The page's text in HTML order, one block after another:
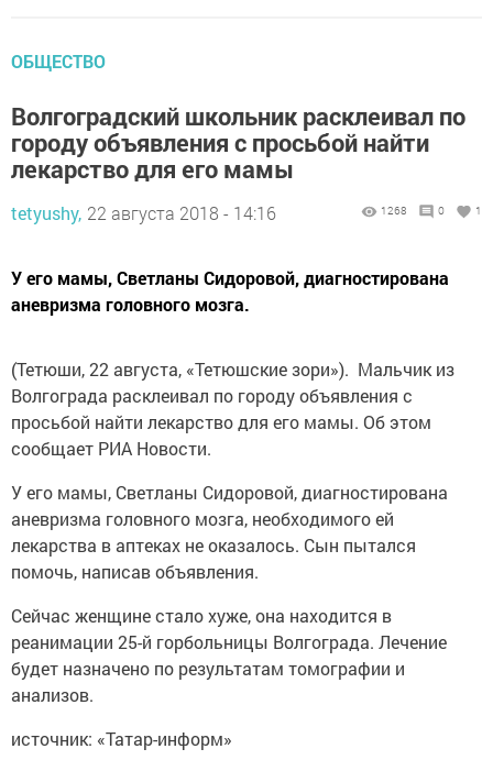
ОБЩЕСТВО
Волгоградский школьник расклеивал по
городу объявления с просьбой найти
лекарство для его мамы
tetyushy, 22 августа 2018 - 14:16 1268 0 1
У его мамы, Светланы Сидоровой, диагностирована
аневризма головного мозга.
(Тетюши, 22 августа, «Тетюшские зори»). Мальчик из
Волгограда расклеивал по городу объявления с
просьбой найти лекарство для его мамы. Об этом
сообщает РИА Новости.
У его мамы, Светланы Сидоровой, диагностирована
аневризма головного мозга, необходимого ей
лекарства в аптеках не оказалось. Сын пытался
помочь, написав объявления.
Сейчас женщине стало хуже, она находится в
реанимации 25-й горбольницы Волгограда. Лечение
будет назначено по результатам томографии и
анализов.
источник: «Татар-информ»